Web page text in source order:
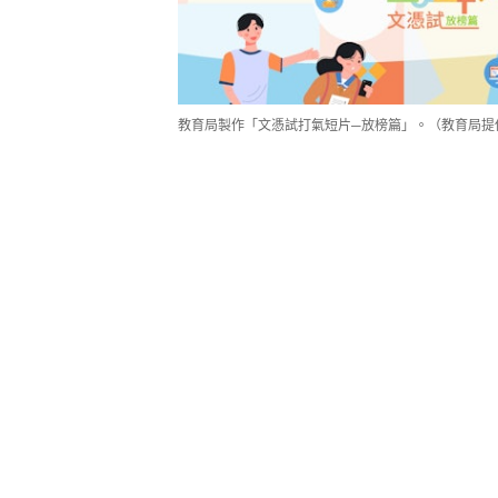
教育局製作「文憑試打氣短片─放榜篇」。（教育局提